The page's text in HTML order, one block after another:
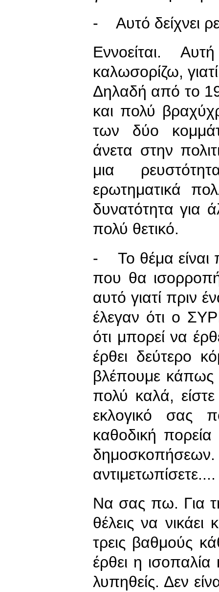
- Αυτό δείχνει
Εννοείται.
καλωσορίζω,
Δηλαδή από το
και πολύ
των δύο
άνετα στην
μια
ερωτηματικά
δυνατότητα για
πολύ θετικό.
- Το θέμα είναι
που θα
αυτό γιατί πριν
έλεγαν ότι ο
ότι μπορεί να
έρθει δεύτερο
βλέπουμε κάπως
πολύ καλά,
εκλογικό σας
καθοδική
αντιμετωπίσετε....
Να σας πω. Για
θέλεις να
τρεις βαθμούς
έρθει η
λυπηθείς. Δεν